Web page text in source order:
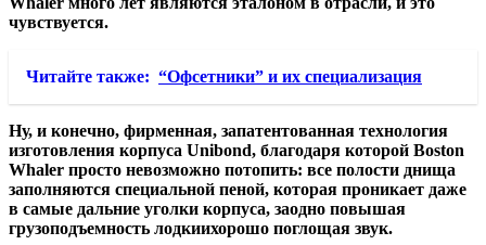
чувствуется.
Читайте также: “Офсетники” и их специализация
Ну, и конечно, фирменная, запатентованная технология
изготовления корпуса Unibond, благодаря которой Boston
Whaler просто невозможно потопить: все полости днища
заполняются специальной пеной, которая проникает даже
в самые дальние уголки корпуса, заодно повышая
грузоподъемность лодкиихорошо поглощая звук.